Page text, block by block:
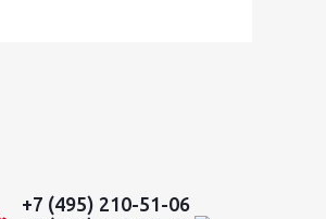
+7 (495) 210-51-06